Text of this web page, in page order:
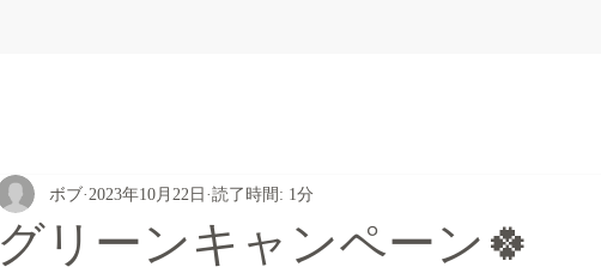
グリーンキャンペーン🍀
ボブ 2023年10月22日 読了時間: 1分